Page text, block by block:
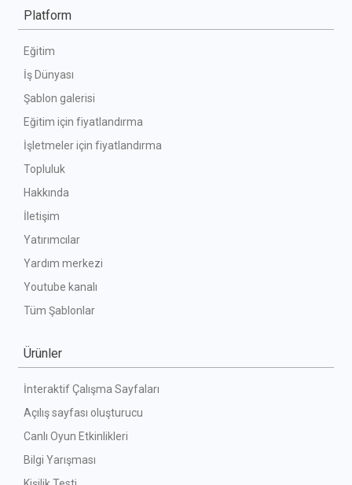
Platform
Eğitim
İş Dünyası
Şablon galerisi
Eğitim için fiyatlandırma
İşletmeler için fiyatlandırma
Topluluk
Hakkında
İletişim
Yatırımcılar
Yardım merkezi
Youtube kanalı
Tüm Şablonlar
Ürünler
İnteraktif Çalışma Sayfaları
Açılış sayfası oluşturucu
Canlı Oyun Etkinlikleri
Bilgi Yarışması